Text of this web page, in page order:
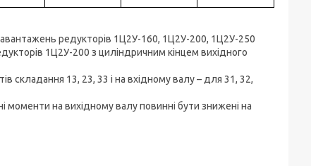
редукторів 1Ц2У-160, 1Ц2У-200, 1Ц2У-250
1Ц2У-200 з циліндричним кінцем вихідного
складання 13, 23, 33 і на вхідному валу – для 31, 32,
моменти на вихідному валу повинні бути знижені на